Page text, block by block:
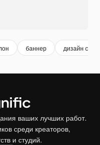
баннер дизайн
ваших лучших работ.
среди креаторов,
и студий.